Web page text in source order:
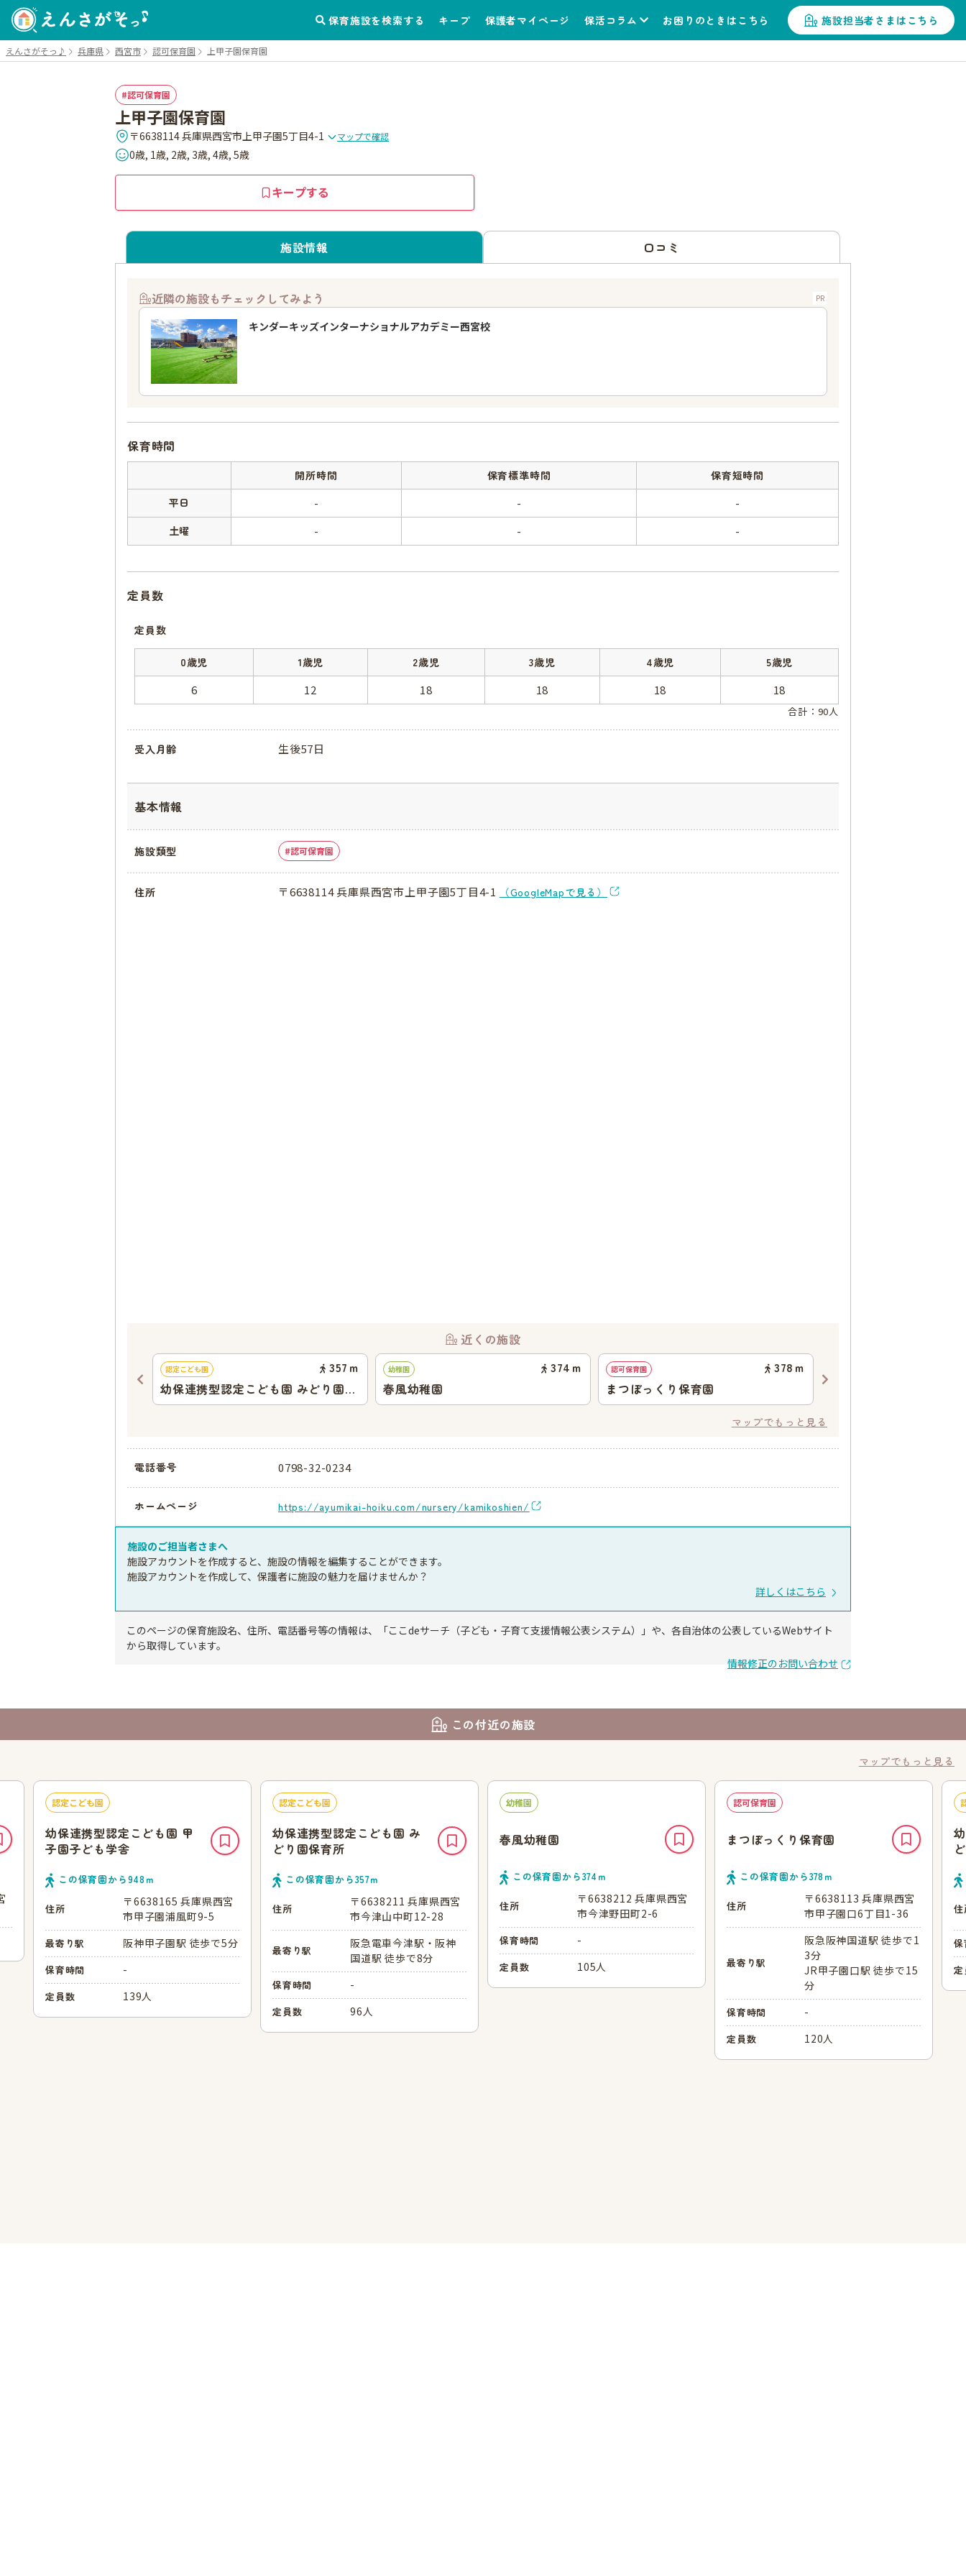
保育施設を検索する キープ 保護者マイページ 保活コラム お困りのときはこちら 施設担当者さまはこちら
えんさがそっ♪ 兵庫県 西宮市 認可保育園 上甲子園保育園
認可保育園
上甲子園保育園
〒6638114 兵庫県西宮市上甲子園5丁目4-1 マップで確認
0歳, 1歳, 2歳, 3歳, 4歳, 5歳
キープする
施設情報 口コミ
近隣の施設もチェックしてみよう PR
キンダーキッズインターナショナルアカデミー西宮校
保育時間
開所時間 保育標準時間
保育短時間
平日
- - -
土曜 - - -
定員数
定員数
0歳児 1歳児 2歳児 3歳児 4歳児 5歳児
6 12 18 18 18 18
合計：90人
受入月齢 生後57日
基本情報
施設類型 認可保育園
住所 〒6638114 兵庫県西宮市上甲子園5丁目4-1 （GoogleMapで見る）
近くの施設
認定こども園 357 ｍ
幼保連携型認定こども園 みどり園保
育所
幼稚園 374 ｍ
春風幼稚園
認可保育園 378 ｍ
まつぼっくり保育園
マップでもっと見る
電話番号 0798-32-0234
ホームページ https://ayumikai-hoiku.com/nursery/kamikoshien/
施設のご担当者さまへ
施設アカウントを作成すると、施設の情報を編集することができます。
施設アカウントを作成して、保護者に施設の魅力を届けませんか？
詳しくはこちら
このページの保育施設名、住所、電話番号等の情報は、「ここdeサーチ（子ども・子育て支援情報公表システム）」や、各自治体の公表しているWebサイト
から取得しています。
情報修正のお問い合わせ
この付近の施設
マップでもっと見る
認定こども園
幼保連携型認定こども園 甲
子園子ども学舎
この保育園から948ｍ
住所
〒6638165 兵庫県西宮
市甲子園浦風町9-5
最寄り駅 阪神甲子園駅 徒歩で5分
保育時間 -
定員数 139人
認定こども園
幼保連携型認定こども園 み
どり園保育所
この保育園から357ｍ
住所
〒6638211 兵庫県西宮
市今津山中町12-28
最寄り駅
阪急電車今津駅・阪神
国道駅 徒歩で8分
保育時間 -
定員数 96人
幼稚園
春風幼稚園
この保育園から374 ｍ
住所
〒6638212 兵庫県西宮
市今津野田町2-6
保育時間 -
定員数 105人
認可保育園
まつぼっくり保育園
この保育園から378ｍ
住所
〒6638113 兵庫県西宮
市甲子園口6丁目1-36
最寄り駅
阪急阪神国道駅 徒歩で1
3分
JR甲子園口駅 徒歩で15
分
保育時間 -
定員数 120人
住
保
定